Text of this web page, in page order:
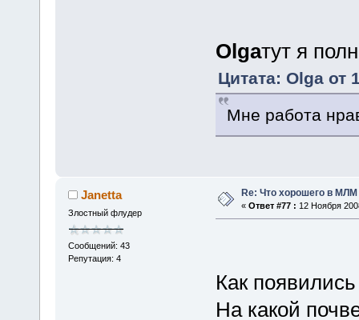
Olgaтут я
Цитата: Olga от
Мне работа
Janetta
Злостный флудер
Сообщений: 43
Репутация: 4
Re: Что хорошего в МЛМ
« Ответ #77 : 12 Ноября
Как
На какой